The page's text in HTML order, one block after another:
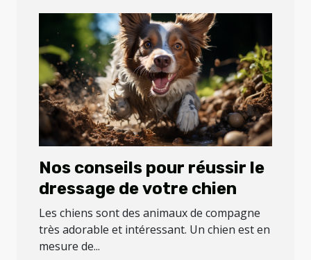
Nos conseils pour réussir le
dressage de votre chien
Les chiens sont des animaux de compagne
très adorable et intéressant. Un chien est en
mesure de...